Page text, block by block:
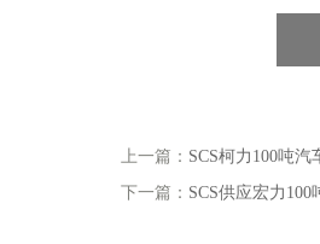
上一篇： SCS柯力100吨
下一篇： SCS供应宏力